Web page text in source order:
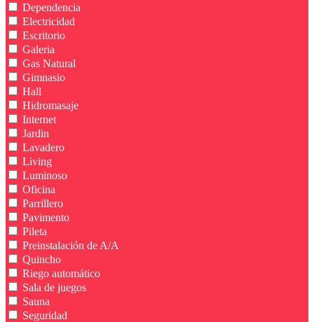
Dependencia
Electricidad
Escritorio
Galeria
Gas Natural
Gimnasio
Hall
Hidromasaje
Internet
Jardin
Lavadero
Living
Luminoso
Oficina
Parrillero
Pavimento
Pileta
Preinstalación de A/A
Quincho
Riego automático
Sala de juegos
Sauna
Seguridad